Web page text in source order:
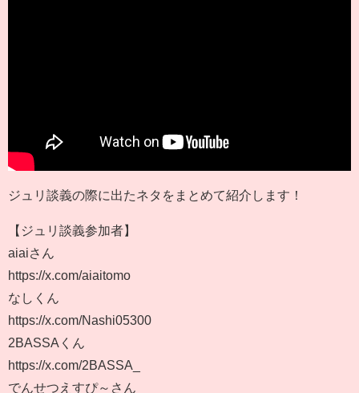
ジュリ談義の際に出たネタをまとめて紹介します！
【ジュリ談義参加者】
aiaiさん
https://x.com/aiaitomo
なしくん
https://x.com/Nashi05300
2BASSAくん
https://x.com/2BASSA_
でんせつえすぴ～さん